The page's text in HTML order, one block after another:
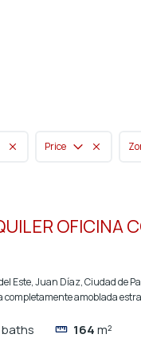
Price
OFICINA
Este, Juan Díaz, Ciudad de
completamente amoblada
baths 164m²